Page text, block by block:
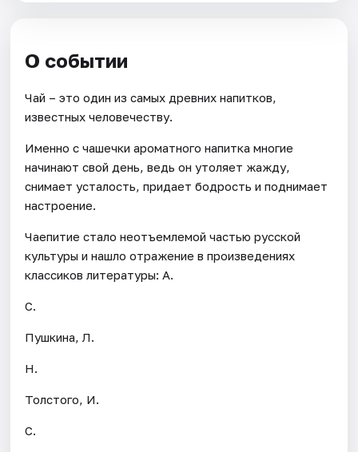
О событии
Чай – это один из самых древних напитков,
известных человечеству.
Именно с чашечки ароматного напитка многие
начинают свой день, ведь он утоляет жажду,
снимает усталость, придает бодрость и поднимает
настроение.
Чаепитие стало неотъемлемой частью русской
культуры и нашло отражение в произведениях
классиков литературы: А.
С.
Пушкина, Л.
Н.
Толстого, И.
С.